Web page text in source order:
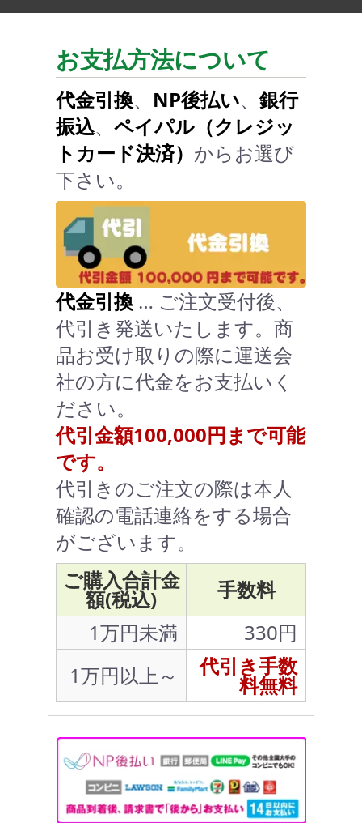
お支払方法について
代金引換、 NP後払い、 銀行
振込、 ペイパル（クレジッ
トカード決済） からお選び
下さい。
代金引換 … ご注文受付後、
代引き発送いたします。商
品お受け取りの際に運送会
社の方に代金をお支払いく
ださい。
代引金額100,000円まで可能
です。
代引きのご注文の際は本人
確認の電話連絡をする場合
がございます。
ご購入合計金
額(税込)
手数料
1万円未満
330円
1万円以上～
代引き手数
料無料